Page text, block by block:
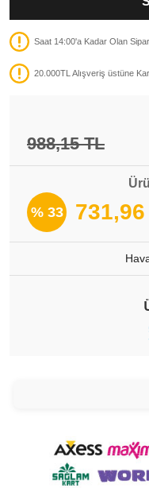
Saat 14:00'a Kadar Olan
20.000TL Alışveriş üstüne
988,15 TL
% 33